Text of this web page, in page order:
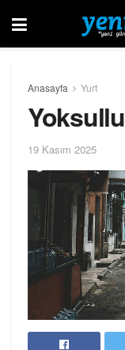
Anasayfa Yurt
19 Kasım 2025